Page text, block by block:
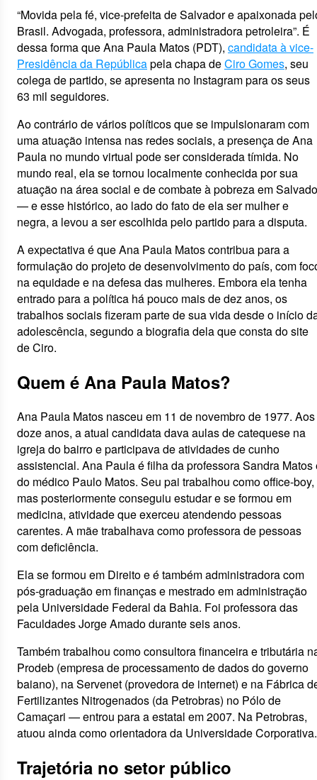
“Movida pela fé, vice-prefeita de Salvador e apaixonada
Brasil. Advogada, professora, administradora petroleira”. É
dessa forma que Ana Paula Matos (PDT), candidata à vice-
Presidência da Repúblicapela chapa deCiro Gomes, seu
colega de partido, se apresenta no Instagram para os seus
63 mil seguidores.
Ao contrário de vários políticos que se impulsionaram com
uma atuação intensa nas redes sociais, a presença de Ana
Paula no mundo virtual pode ser considerada tímida. No
mundo real, ela se tornou localmente conhecida por sua
atuação na área social e de combate à pobreza em
— e esse histórico, ao lado do fato de ela ser mulher e
negra, a levou a ser escolhida pelo partido para a disputa.
A expectativa é que Ana Paula Matos contribua para a
formulação do projeto de desenvolvimento do país, com
na equidade e na defesa das mulheres. Embora ela tenha
entrado para a política há pouco mais de dez anos, os
trabalhos sociais fizeram parte de sua vida desde o início
adolescência, segundo a biografia dela que consta do site
de Ciro.
Quem é Ana Paula Matos?
Ana Paula Matos nasceu em 11 de novembro de 1977. Aos
doze anos, a atual candidata dava aulas de catequese na
igreja do bairro e participava de atividades de cunho
assistencial. Ana Paula é filha da professora Sandra Matos
do médico Paulo Matos. Seu pai trabalhou como office-boy,
mas posteriormente conseguiu estudar e se formou em
medicina, atividade que exerceu atendendo pessoas
carentes. A mãe trabalhava como professora de pessoas
com deficiência.
Ela se formou em Direito e é também administradora com
pós-graduação em finanças e mestrado em administração
pela Universidade Federal da Bahia. Foi professora das
Faculdades Jorge Amado durante seis anos.
Também trabalhou como consultora financeira e tributária
Prodeb (empresa de processamento de dados do governo
baiano), na Servenet (provedora de internet) e na Fábrica
Fertilizantes Nitrogenados (da Petrobras) no Pólo de
Camaçari — entrou para a estatal em 2007. Na Petrobras,
atuou ainda como orientadora da Universidade Corporativa.
Trajetória no setor público